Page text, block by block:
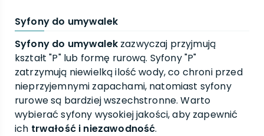
Syfony do umywalek
Syfony do umywalekzazwyczaj przyjmują
kształt "P" lub formę rurową. Syfony "P"
zatrzymują niewielką ilość wody, co chroni przed
nieprzyjemnymi zapachami, natomiast syfony
rurowe są bardziej wszechstronne. Warto
wybierać syfony wysokiej jakości, aby zapewnić
ich trwałość i niezawodność.